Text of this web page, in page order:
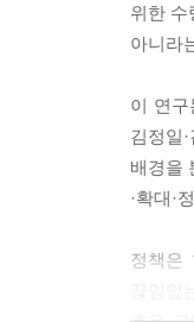
02 7.1
가. 7.1
다. 7.1
03 종
가. 시
나. 종
04 7.1
위한 수
아니라
이 연
김정일
배경을
·확대·
정책은